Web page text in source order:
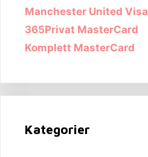
Manchester United Visa
365Privat MasterCard
Komplett MasterCard
Kategorier